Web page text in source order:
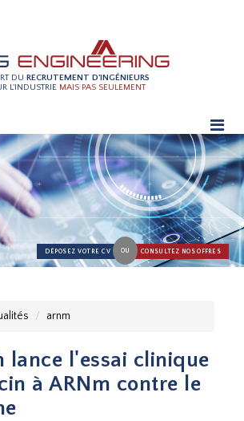
DU RECRUTEMENT D'INGÉNIEURS
L'INDUSTRIE MAIS PAS SEULEMENT
DÉPOSEZ VOTRE CV OU CONSULTEZ NOS OFFRES
arnm
lance l'essai clinique
à ARNm contre le